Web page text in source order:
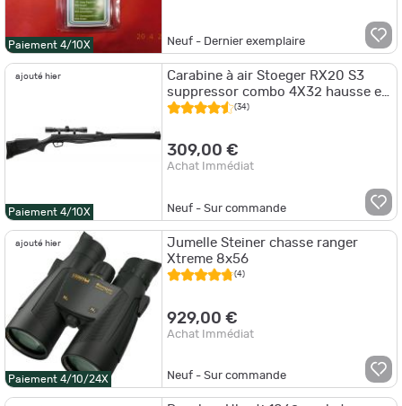
Paiement 4/10X Neuf - Dernier exemplaire
ajouté hier
Paiement 4/10X
Carabine à air Stoeger RX20 S3
suppressor combo 4X32 hausse et
guidon Cal 4.5 19.9J
(34)
309,00 €
Achat Immédiat
Neuf - Sur commande
ajouté hier
Paiement 4/10/24X
Jumelle Steiner chasse ranger
Xtreme 8x56
(4)
929,00 €
Achat Immédiat
Neuf - Sur commande